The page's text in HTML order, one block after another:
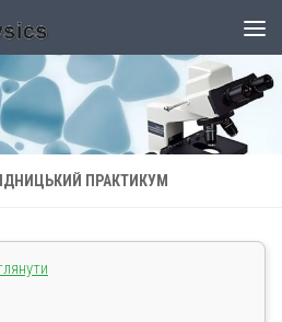
ПРАКТИКУМ